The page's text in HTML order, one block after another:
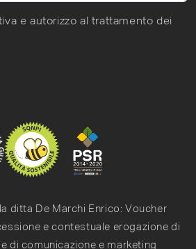
e autorizzo al trattamento dei
ditta De Marchi Enrico: Voucher
e contestuale erogazione di
di comunicazione e marketing